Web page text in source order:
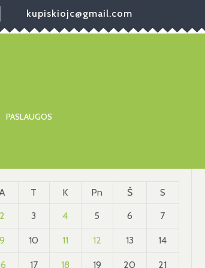
kupiskiojc@gmail.com
PASLAUGOS
T K Pn Š S
2 3 4 5 6 7
9 10 11 12 13 14
17 18 19 20 21